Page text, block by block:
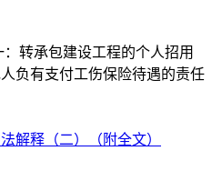
转承包建设工程的个人招用
负有支付工伤保险待遇的责任